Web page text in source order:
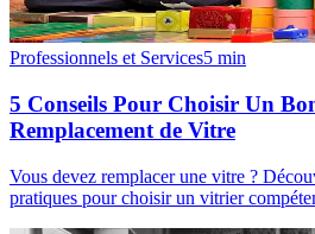
Professionnels et Services5 min
5 Conseils Pour Choisir Un
Remplacement de Vitre
Vous devez remplacer une vitre ?
pratiques pour choisir un vitrier